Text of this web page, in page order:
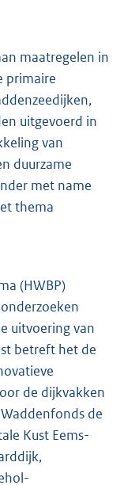
maatregelen in
primaire
uitgevoerd in
van
duurzame
met name
thema
(HWBP)
uitvoering van
betreft het de
de dijkvakken
de
Kust Eems-